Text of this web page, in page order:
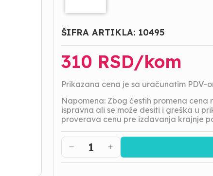
ŠIFRA ARTIKLA: 10495
310 RSD/kom
Prikazana cena je sa uračunatim PDV-
Napomena: Zbog čestih promena
ispravna ali se može desiti i greška u
proverava cenu pre izdavanja krajnje
1